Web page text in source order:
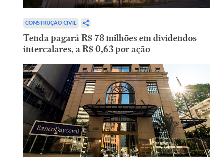
CONSTRUÇÃO CIVIL
Tenda pagará R$ 78 milhões em dividendos
intercalares, a R$ 0,63 por ação